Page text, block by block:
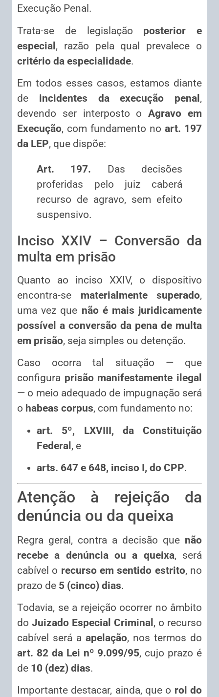
Execução Penal.
Trata-se de legislação posterior e
especial , razão pela qual prevalece o
critério da especialidade.
Em todos esses casos, estamos diante
de incidentes da execução penal ,
devendo ser interposto oAgravo em
Execução, com fundamento no art. 197
da LEP, que dispõe:
Art. 197. Das decisões
proferidas pelo juiz caberá
recurso de agravo, sem efeito
suspensivo.
Inciso XXIV – Conversão da
multa em prisão
Quanto ao inciso XXIV, o dispositivo
encontra-se materialmente superado,
uma vez que não é mais juridicamente
possível a conversão da pena de multa
em prisão, seja simples ou detenção.
Caso ocorra tal situação — que
configura prisão manifestamente ilegal
— o meio adequado de impugnação será
o habeas corpus, com fundamento no:
art. 5º, LXVIII, da Constituição
Federal , e
arts. 647 e 648, inciso I, do CPP.
Atenção à rejeição da
denúncia ou da queixa
Regra geral, contra a decisão que não
recebe a denúncia ou a queixa, será
cabível o recurso em sentido estrito, no
prazo de 5 (cinco) dias.
Todavia, se a rejeição ocorrer no âmbito
do Juizado Especial Criminal , o recurso
cabível será a apelação, nos termos do
art. 82 da Lei nº 9.099/95, cujo prazo é
de 10 (dez) dias.
Importante destacar, ainda, que o rol do